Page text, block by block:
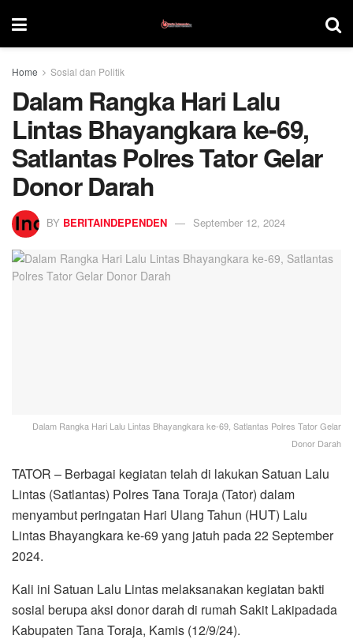
Home Sosial dan Politik
Dalam Rangka Hari Lalu
Lintas Bhayangkara ke-69,
Satlantas Polres Tator Gelar
Donor Darah
BY BERITAINDEPENDEN September 12, 2024
Dalam Rangka Hari Lalu Lintas Bhayangkara ke-69, Satlantas Polres Tator Gelar
Donor Darah
TATOR – Berbagai kegiatan telah di lakukan Satuan Lalu
Lintas (Satlantas) Polres Tana Toraja (Tator) dalam
menyambut peringatan Hari Ulang Tahun (HUT) Lalu
Lintas Bhayangkara ke-69 yang jatuh pada 22 September
2024.
Kali ini Satuan Lalu Lintas melaksanakan kegiatan bakti
sosial berupa aksi donor darah di rumah Sakit Lakipadada
Kabupaten Tana Toraja, Kamis (12/9/24).